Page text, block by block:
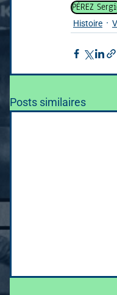
PÉREZ
Histoire
Posts similaires